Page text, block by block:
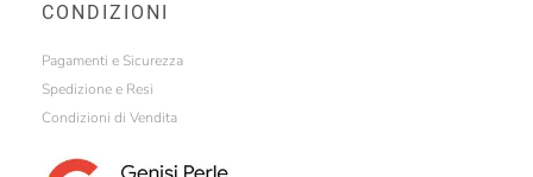
CONDIZIONI
Pagamenti e Sicurezza
Spedizione e Resi
Condizioni di Vendita